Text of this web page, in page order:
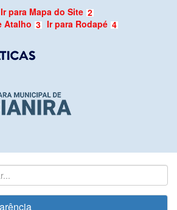
Ir para Mapa do Site 2
Atalho 3 Ir para Rodapé 4